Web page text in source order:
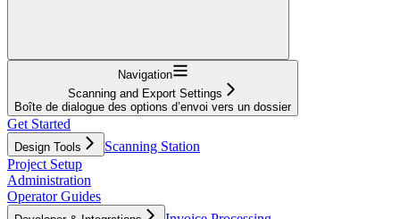
Navigation
Scanning and Export Settings
Boîte de dialogue des options d’envoi vers un dossier
Get Started
Design Tools
Scanning Station
Project Setup
Administration
Operator Guides